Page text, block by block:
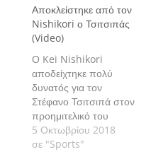
Αποκλείστηκε από τον
Nishikori ο Τσιτσιπάς
(Video)
Ο Kei Nishikori
αποδείχτηκε πολύ
δυνατός για τον
Στέφανο Τσιτσιπά στον
προημιτελικό του
Japan Open και
επικράτησε με 2-0 σετ
5 Οκτωβρίου 2018
σε "Sports"